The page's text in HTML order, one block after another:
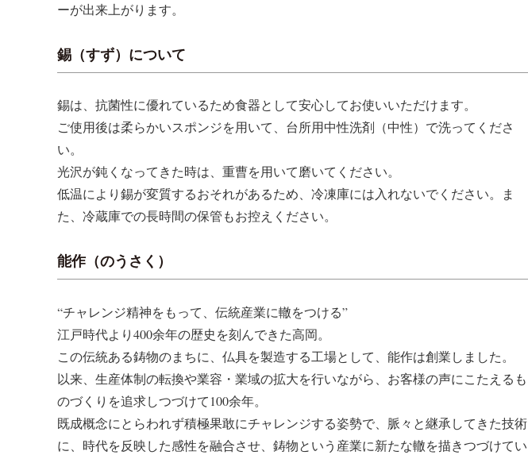
ーが出来上がります。
錫（すず）について
錫は、抗菌性に優れているため食器として安心してお使いいただけます。
ご使用後は柔らかいスポンジを用いて、台所用中性洗剤（中性）で洗ってくださ
い。
光沢が鈍くなってきた時は、重曹を用いて磨いてください。
低温により錫が変質するおそれがあるため、冷凍庫には入れないでください。ま
た、冷蔵庫での長時間の保管もお控えください。
能作（のうさく）
“チャレンジ精神をもって、伝統産業に轍をつける”
江戸時代より400余年の歴史を刻んできた高岡。
この伝統ある鋳物のまちに、仏具を製造する工場として、能作は創業しました。
以来、生産体制の転換や業容・業域の拡大を行いながら、お客様の声にこたえるも
のづくりを追求しつづけて100余年。
既成概念にとらわれず積極果敢にチャレンジする姿勢で、脈々と継承してきた技術
に、時代を反映した感性を融合させ、鋳物という産業に新たな轍を描きつづけてい